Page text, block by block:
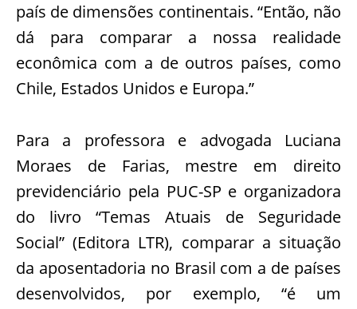
país de dimensões continentais. “Então, não
dá para comparar a nossa realidade
econômica com a de outros países, como
Chile, Estados Unidos e Europa.”
Para a professora e advogada Luciana
Moraes de Farias, mestre em direito
previdenciário pela PUC-SP e organizadora
do livro “Temas Atuais de Seguridade
Social” (Editora LTR), comparar a situação
da aposentadoria no Brasil com a de países
desenvolvidos, por exemplo, “é um